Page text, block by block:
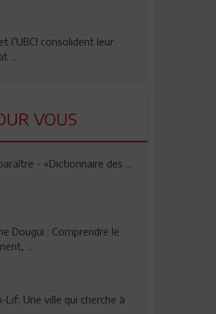
l’UBCI consolident leur
...
VOUS
- «Dictionnaire des ...
Dougui : Comprendre le
...
Lif: Une ville qui cherche à